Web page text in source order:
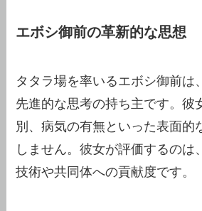
エボシ御前の革新的な思想
タタラ場を率いるエボシ御前は
先進的な思考の持ち主です。彼
別、病気の有無といった表面的
しません。彼女が評価するのは
技術や共同体への貢献度です。